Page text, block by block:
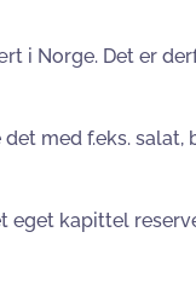
i Norge. Det er
med f.eks. salat,
eget kapittel